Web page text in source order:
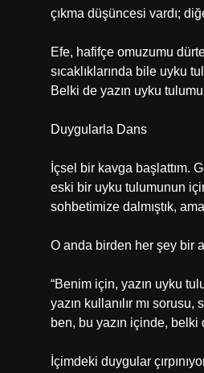
çıkma düşüncesi vardı;
Efe, hafifçe omuzumu
sıcaklıklarında bile uyku
Belki de yazın uyku
Duygularla Dans
İçsel bir kavga başlattım.
eski bir uyku tulumunun
sohbetimize dalmıştık,
O anda birden her şey bir
“Benim için, yazın uyku
yazın kullanılır mı
ben, bu yazın içinde, belki
İçimdeki duygular